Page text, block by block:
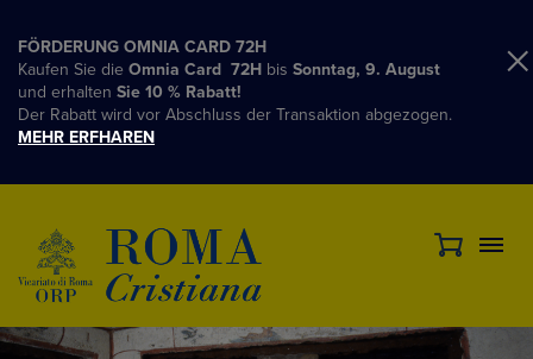
FÖRDERUNG OMNIA CARD 72H
Kaufen Sie die Omnia Card 72H bis Sonntag, 9. August
und erhalten Sie 10 % Rabatt!
Der Rabatt wird vor Abschluss der Transaktion abgezogen.
MEHR ERFHAREN